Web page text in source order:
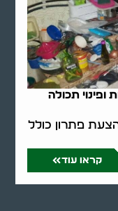
ופינוי תכולה
פתרון כולל
קראו עוד